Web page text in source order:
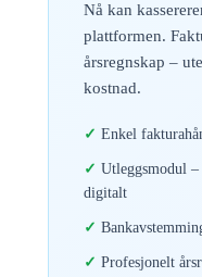
Nå kan
plattformen.
årsregnskap –
kostnad.
Enkel
Utleggsmodul
digitalt
Profesjonelt